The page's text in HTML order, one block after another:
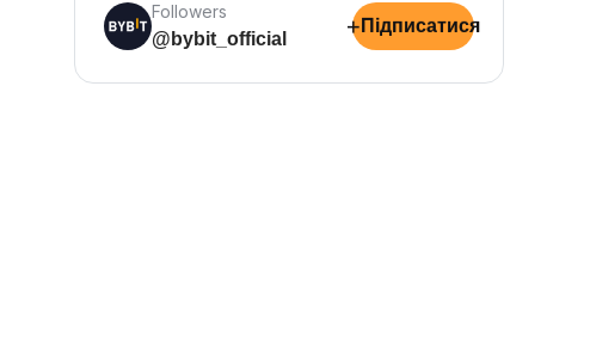
Followers
@bybit_official
+ Підписатися